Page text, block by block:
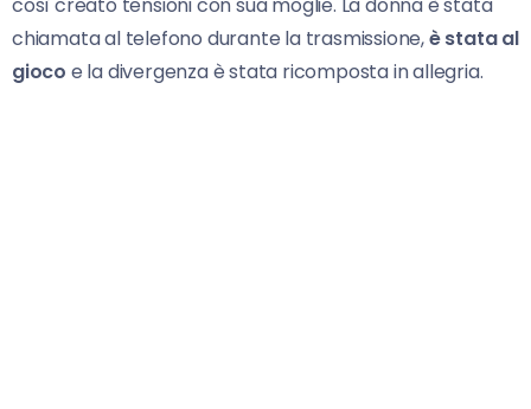
così creato tensioni con sua moglie. La donna è stata
chiamata al telefono durante la trasmissione,è stata al
gioco e la divergenza è stata ricomposta in allegria.